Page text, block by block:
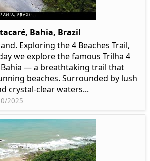
Bahia, Brazil
Exploring the 4 Beaches Trail,
we explore the famous Trilha 4
Bahia — a breathtaking trail that
beaches. Surrounded by lush
crystal-clear waters...
2025